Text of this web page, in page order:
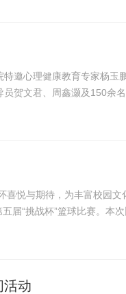
邀心理健康教育专家杨玉
员贺文君、周鑫灏及150余
阐述了心理危...
喜悦与期待，为丰富校园文
届“挑战杯”篮球比赛。本
球比赛...
动